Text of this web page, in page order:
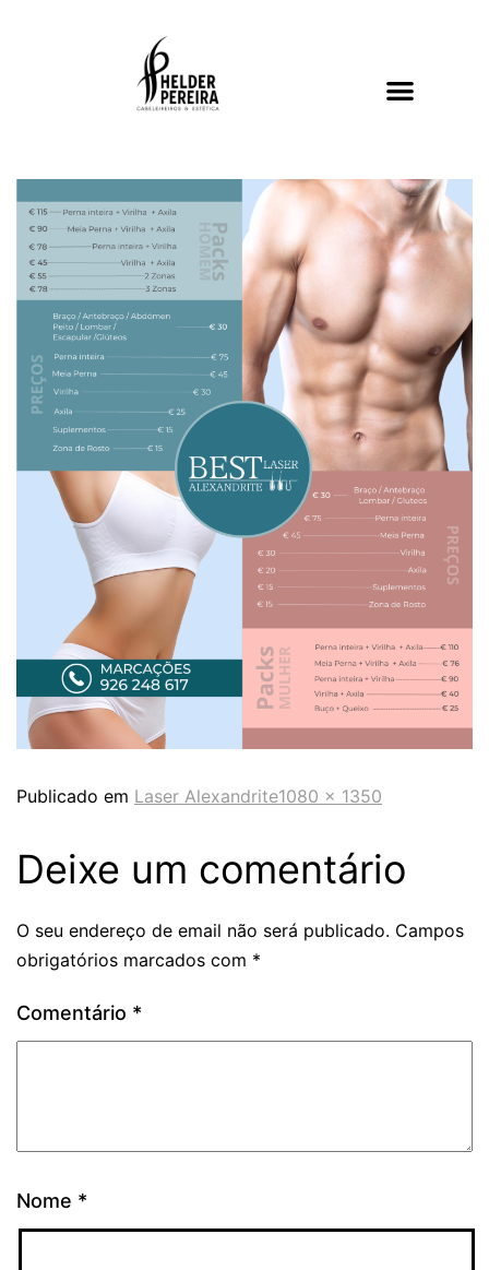
Publicado em Laser Alexandrite1080 × 1350
Deixe um comentário
O seu endereço de email não será publicado. Campos
obrigatórios marcados com *
Comentário *
Nome *